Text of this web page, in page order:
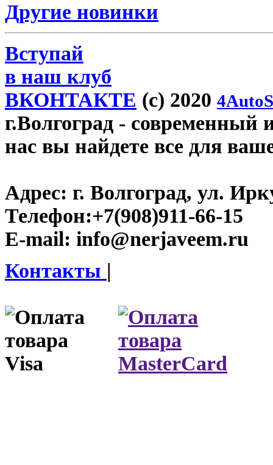
Другие новинки
Вступай
в наш клуб
ВКОНТАКТЕ (c) 2020
г.Волгоград - современный
нас вы найдете все для
Адрес: г. Волгоград, ул.
Телефон:+7(908)911-66-15
E-mail: info@nerjaveem.ru
Контакты |